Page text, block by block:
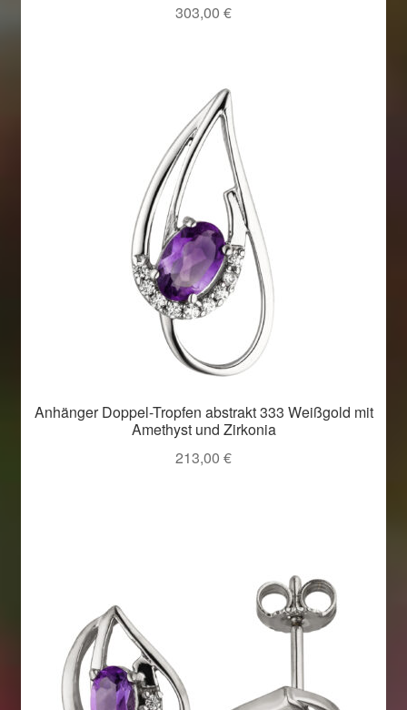
303,00 €
Anhänger Doppel-Tropfen abstrakt 333 Weißgold mit
Amethyst und Zirkonia
213,00 €